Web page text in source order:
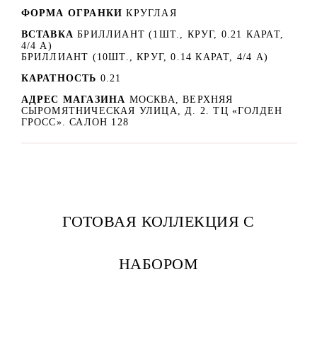
ФОРМА ОГРАНКИ КРУГЛАЯ
ВСТАВКА БРИЛЛИАНТ (1ШТ., КРУГ, 0.21 КАРАТ,
4/4 А)
БРИЛЛИАНТ (10ШТ., КРУГ, 0.14 КАРАТ, 4/4 А)
КАРАТНОСТЬ 0.21
АДРЕС МАГАЗИНА МОСКВА, ВЕРХНЯЯ
СЫРОМЯТНИЧЕСКАЯ УЛИЦА, Д. 2. ТЦ «ГОЛДЕН
ГРОСС». САЛОН 128
ГОТОВАЯ КОЛЛЕКЦИЯ С
НАБОРОМ